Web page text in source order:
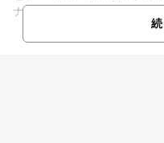
ナアンテナのしくみや、電
などで楽しく学べるほか、